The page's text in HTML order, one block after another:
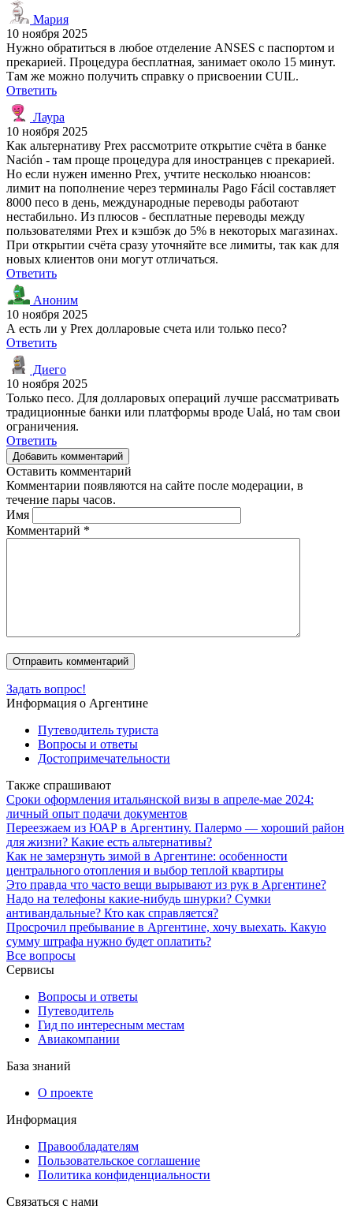
Мария
10 ноября 2025
Нужно обратиться в любое отделение ANSES с паспортом и
прекарией. Процедура бесплатная, занимает около 15 минут.
Там же можно получить справку о присвоении CUIL.
Ответить
Лаура
10 ноября 2025
Как альтернативу Prex рассмотрите открытие счёта в банке
Nación - там проще процедура для иностранцев с прекарией.
Но если нужен именно Prex, учтите несколько нюансов:
лимит на пополнение через терминалы Pago Fácil составляет
8000 песо в день, международные переводы работают
нестабильно. Из плюсов - бесплатные переводы между
пользователями Prex и кэшбэк до 5% в некоторых магазинах.
При открытии счёта сразу уточняйте все лимиты, так как для
новых клиентов они могут отличаться.
Ответить
Аноним
10 ноября 2025
А есть ли у Prex долларовые счета или только песо?
Ответить
Диего
10 ноября 2025
Только песо. Для долларовых операций лучше рассматривать
традиционные банки или платформы вроде Ualá, но там свои
ограничения.
Ответить
Добавить комментарий
Оставить комментарий
Комментарии появляются на сайте после модерации, в
течение пары часов.
Имя
Комментарий *
Задать вопрос!
Информация о Аргентине
Путеводитель туриста
Вопросы и ответы
Достопримечательности
Также спрашивают
Сроки оформления итальянской визы в апреле-мае 2024:
личный опыт подачи документов
Переезжаем из ЮАР в Аргентину. Палермо — хороший район
для жизни? Какие есть альтернативы?
Как не замерзнуть зимой в Аргентине: особенности
центрального отопления и выбор теплой квартиры
Это правда что часто вещи вырывают из рук в Аргентине?
Надо на телефоны какие-нибудь шнурки? Сумки
антивандальные? Кто как справляется?
Просрочил пребывание в Аргентине, хочу выехать. Какую
сумму штрафа нужно будет оплатить?
Все вопросы
Сервисы
Вопросы и ответы
Путеводитель
Гид по интересным местам
Авиакомпании
База знаний
О проекте
Информация
Правообладателям
Пользовательское соглашение
Политика конфиденциальности
Связаться с нами